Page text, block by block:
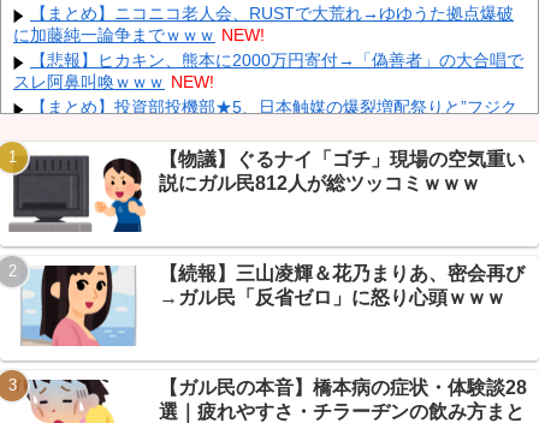
クビになったバイト先の店長のインスタ見つけた NEW!
Powered by livedoor 相互RSS
【まとめ】ニコニコ老人会、RUSTで大荒れ→ゆゆうた拠点爆破
に加藤純一論争までｗｗｗ NEW!
【悲報】ヒカキン、熊本に2000万円寄付→「偽善者」の大合唱で
スレ阿鼻叫喚ｗｗｗ NEW!
【まとめ】投資部投機部★5、日本触媒の爆裂増配祭りと”フジク
【画像】 Netflix版『リボンの騎士』、とんでもない事になるｗｗ
ｗｗｗ NEW!
【放送事故】 昔のドラマのレ◯プシーン、今見るとアウトすぎ
る・・・ NEW!
エネ夫に離婚を突きつけたら私の職場(法律事務所)に乗り込んで
きた 堂々と「離婚の法律相談です。母の薦めでこちらに参りまし
た」と言っているが、... NEW!
年収1500万の父が退職。父「退職金も渡したよな？」母「貯金な
んてないよー」父「全部なくなったの！？」→予想外の返事に家族
騒然となり… NEW!
【悲報】従業員退職型倒産が5年連続増加→ニュー速+民「ゾンビ
企業は淘汰されろ」 NEW!
【物議】ぐるナイ「ゴチ」現場の空気重い
説にガル民812人が総ツッコミｗｗｗ
【続報】三山凌輝＆花乃まりあ、密会再び
→ガル民「反省ゼロ」に怒り心頭ｗｗｗ
【ガル民の本音】橋本病の症状・体験談28
選｜疲れやすさ・チラーヂンの飲み方まと